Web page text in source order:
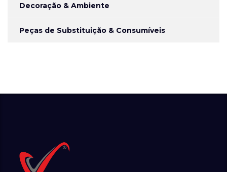
Decoração & Ambiente
Peças de Substituição & Consumíveis